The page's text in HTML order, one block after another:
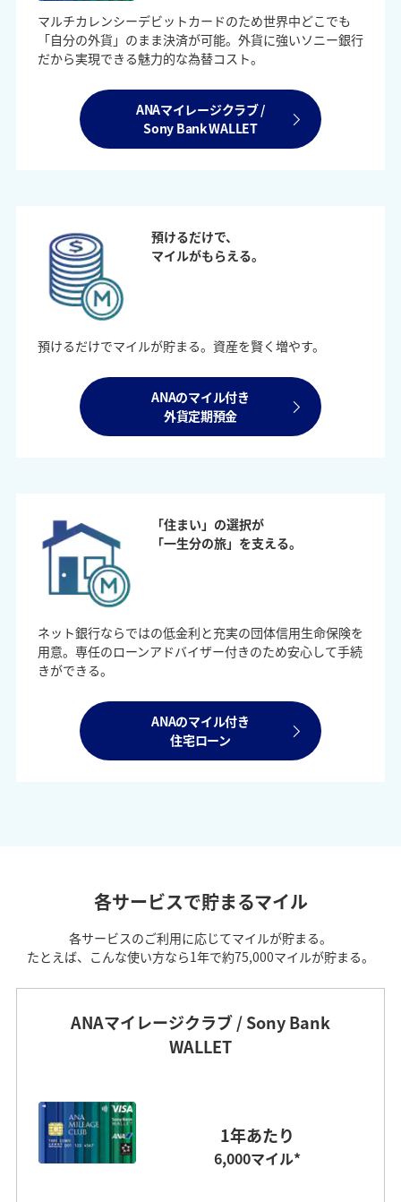
マルチカレンシーデビットカードのため世界中どこでも
「自分の外貨」のまま決済が可能。外貨に強いソニー銀行
だから実現できる魅力的な為替コスト。
ANAマイレージクラブ /
Sony Bank WALLET
預けるだけで、
マイルがもらえる。
預けるだけでマイルが貯まる。資産を賢く増やす。
ANAのマイル付き
外貨定期預金
「住まい」の選択が
「一生分の旅」を支える。
ネット銀行ならではの低金利と充実の団体信用生命保険を
用意。専任のローンアドバイザー付きのため安心して手続
きができる。
ANAのマイル付き
住宅ローン
各サービスで貯まるマイル
各サービスのご利用に応じてマイルが貯まる。
たとえば、こんな使い方なら1年で約75,000マイルが貯まる。
ANAマイレージクラブ / Sony Bank
WALLET
1年あたり
6,000マイル*